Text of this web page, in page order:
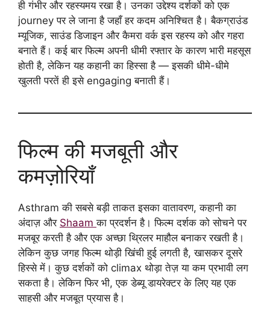
ही गंभीर और रहस्यमय रखा है। उनका उद्देश्य दर्शकों को एक
journey पर ले जाना है जहाँ हर कदम अनिश्चित है। बैकग्राउंड
म्यूजिक, साउंड डिजाइन और कैमरा वर्क इस रहस्य को और गहरा
बनाते हैं। कई बार फिल्म अपनी धीमी रफ्तार के कारण भारी महसूस
होती है, लेकिन यह कहानी का हिस्सा है — इसकी धीमे-धीमे
खुलती परतें ही इसे engaging बनाती हैं।
फिल्म की मजबूती और
कमज़ोरियाँ
Asthram की सबसे बड़ी ताकत इसका वातावरण, कहानी का
अंदाज़ और Shaamका प्रदर्शन है। फिल्म दर्शक को सोचने पर
मजबूर करती है और एक अच्छा थ्रिलर माहौल बनाकर रखती है।
लेकिन कुछ जगह फिल्म थोड़ी खिंची हुई लगती है, खासकर दूसरे
हिस्से में। कुछ दर्शकों को climax थोड़ा तेज़ या कम प्रभावी लग
सकता है। लेकिन फिर भी, एक डेब्यू डायरेक्टर के लिए यह एक
साहसी और मजबूत प्रयास है।